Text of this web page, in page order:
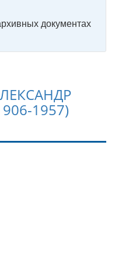
документах
1957)